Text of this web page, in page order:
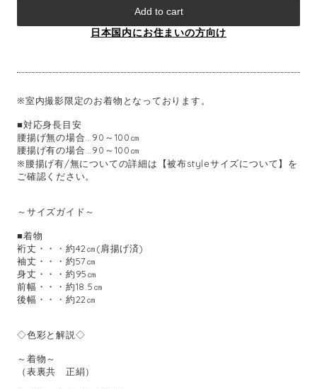
Add to cart
日本国内にお住まいの方向け
※室内撮影限定のお着物となっております。
■対応身長目安
腰揚げ無の場合…90～100㎝
腰揚げ有の場合…90～100㎝
※腰揚げ有/無についての詳細は【被布styleサイズについて】を
ご確認ください。
～サイズガイド～
■着物
裄丈・・・約42㎝(肩揚げ済)
袖丈・・・約57㎝
身丈・・・約95㎝
前幅・・・約18.5㎝
後幅・・・約22㎝
◇色彩と解説◇
～着物～
（表裏共 正絹）